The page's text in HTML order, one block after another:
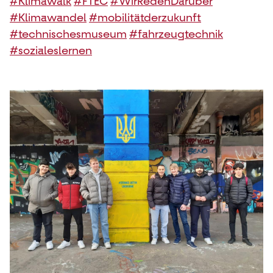
#Klimawandel#mobilitätderzukunft
#technischesmuseum #fahrzeugtechnik
#sozialeslernen